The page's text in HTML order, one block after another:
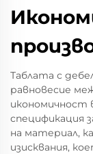
Таблата с
равновесие
икономичност
спецификация
на материал,
изисквания,